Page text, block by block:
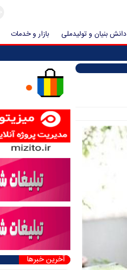
دانش بنیان و تولیدملی بازار و خدمات
آخرین خبرها